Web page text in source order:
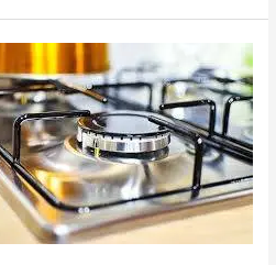
عزل
مائى
ببدر
عزل
مائى
للاسطح
والخزانات
بمنازل
بدر